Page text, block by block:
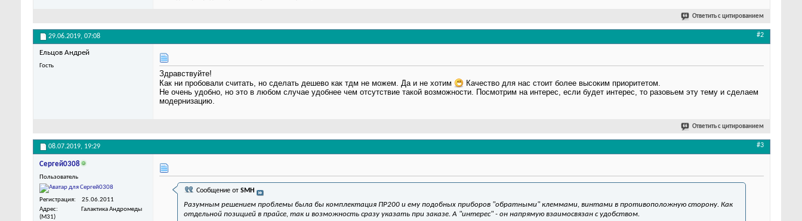
Ответить с цитированием
29.06.2019, 07:08 #2
Ельцов Андрей
Гость
Здравствуйте!
Как ни пробовали считать, но сделать дешево как тдм не можем. Да и не хотим
Качество для нас стоит более высоким приоритетом.
Не очень удобно, но это в любом случае удобнее чем отсутствие такой возможности. Посмотрим на интерес, если будет интерес, то разовьем эту тему и сделаем
модернизацию.
Ответить с цитированием
08.07.2019, 19:29 #3
Сергей0308
Пользователь
Регистрация
25.06.2011
Адрес
Галактика Андромеды
(M31)
Сообщение от SMH
Разумным решением проблемы была бы комплектация ПР200 и ему подобных приборов "обратными" клеммами, винтами в противоположную сторону. Как
отдельной позицией в прайсе, так и возможность сразу указать при заказе. А "интерес" - он напрямую взаимосвязан с удобством.